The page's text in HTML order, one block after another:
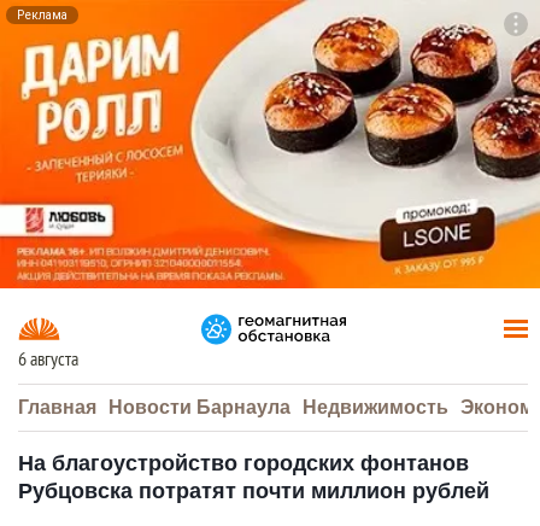
Реклама
6 августа
Главная Новости Барнаула Недвижимость
На благоустройство городских фонтанов
Рубцовска потратят почти миллион рублей